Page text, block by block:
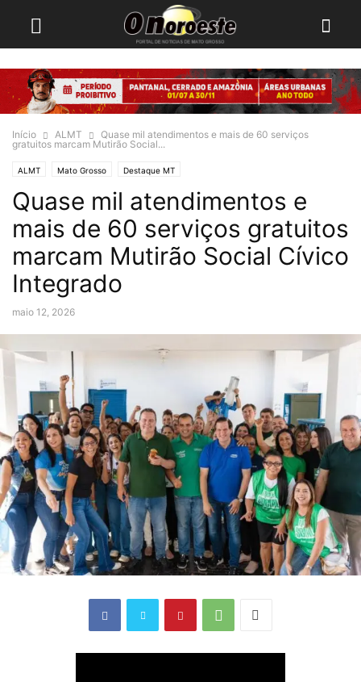
Início ALMT
Quase mil atendimentos e mais de 60 serviços
gratuitos marcam Mutirão Social...
ALMT Mato Grosso Destaque MT
Quase mil atendimentos e
mais de 60 serviços gratuitos
marcam Mutirão Social Cívico
Integrado
maio 12, 2026